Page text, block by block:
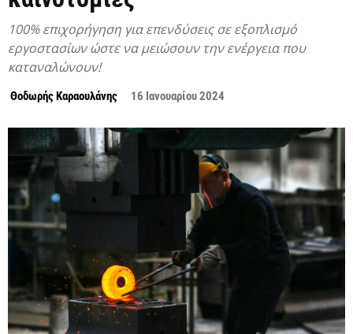
100% επιχορήγηση για επενδύσεις σε εξοπλισμό
εργοστασίων ώστε να μειώσουν την ενέργεια που
καταναλώνουν!
Θοδωρής Καραουλάνης 16 Ιανουαρίου 2024